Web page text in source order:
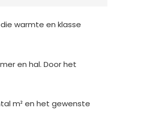
warmte en klasse
en hal. Door het
m² en het gewenste